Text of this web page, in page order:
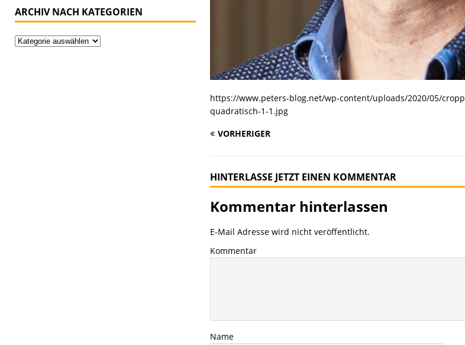
https://www.peters-blog.net/wp-content/uploads/2020/05/
quadratisch-1-1.jpg
VORHERIGER
HINTERLASSE JETZT EINEN KOMMENTAR
Kommentar hinterlassen
E-Mail Adresse wird nicht veröffentlicht.
Kommentar
Name
ARCHIV NACH KATEGORIEN